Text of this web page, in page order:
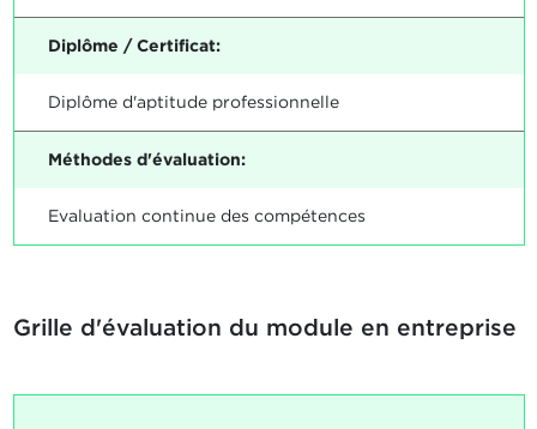
Diplôme / Certificat:
Diplôme d'aptitude professionnelle
Méthodes d'évaluation:
Evaluation continue des compétences
Grille d'évaluation du module en entreprise